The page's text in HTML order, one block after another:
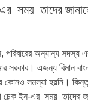
সময় তাদের
পরিবারের অন্যান্য সদস্য
সরকার। এজন্য বিমান
কোনও সমস্যা হয়নি। কিন্তু
ইন-এর সময় তাদের